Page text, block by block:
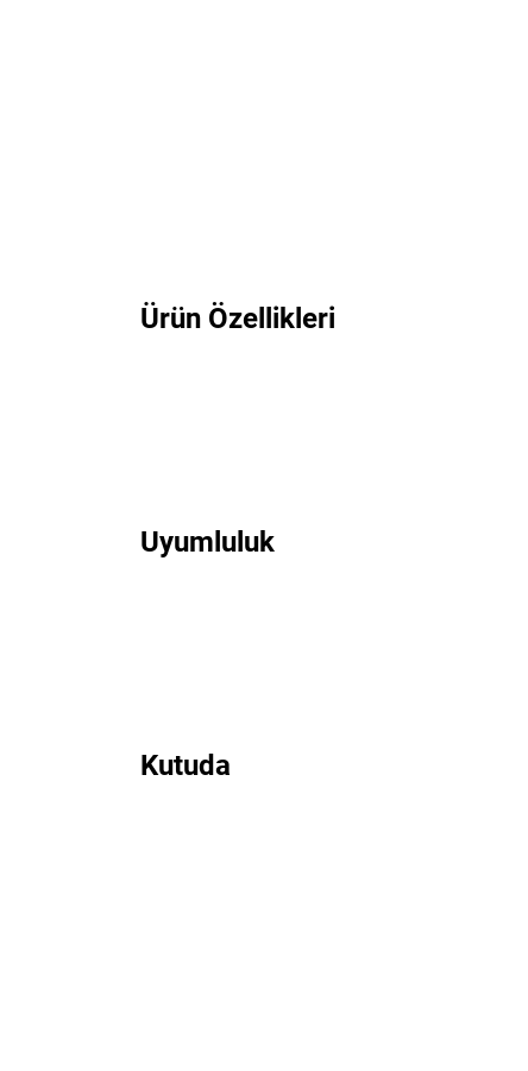
Ürün Özellikleri
Uyumluluk
Kutuda